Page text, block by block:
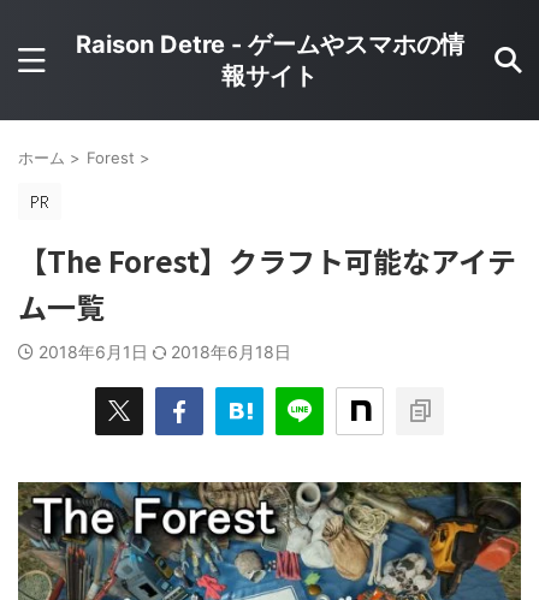
Raison Detre - ゲームやスマホの情
報サイト
ホーム > Forest >
【The Forest】クラフト可能なアイテ
ム一覧
2018年6月1日 2018年6月18日